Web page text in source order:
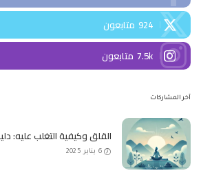
924 متابعون
7.5k متابعون
آخر المشاركات
القلق وكيفية التغلب عليه:
6 يناير 2025